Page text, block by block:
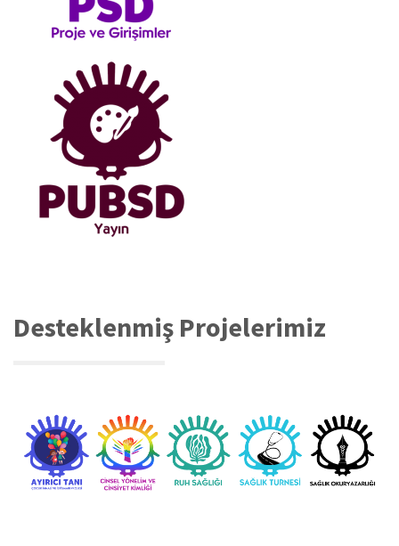
Desteklenmiş Projelerimiz